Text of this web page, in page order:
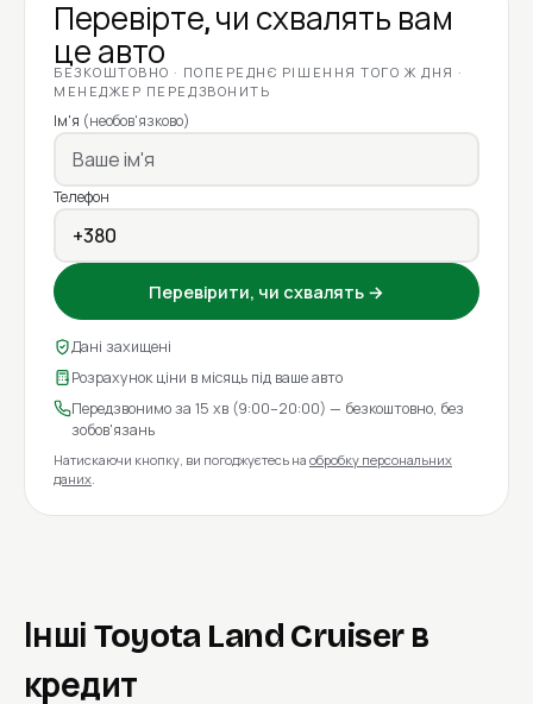
Перевірте, чи схвалять вам
це авто
БЕЗКОШТОВНО · ПОПЕРЕДНЄ РІШЕННЯ ТОГО Ж ДНЯ ·
МЕНЕДЖЕР ПЕРЕДЗВОНИТЬ
Ім'я (необов'язково)
Телефон
Перевірити, чи схвалять →
Дані захищені
Розрахунок ціни в місяць під ваше авто
Передзвонимо за 15 хв (9:00–20:00) — безкоштовно, без
зобов'язань
Натискаючи кнопку, ви погоджуєтесь на обробку персональних
даних.
Інші Toyota Land Cruiser в
кредит